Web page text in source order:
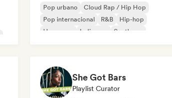
Pop urbano
Cloud Rap / Hip Hop
Pop internacional
R&B
Hip-hop
Hyperpop
Indie pop Synthpop
She Got Bars
Playlist Curator